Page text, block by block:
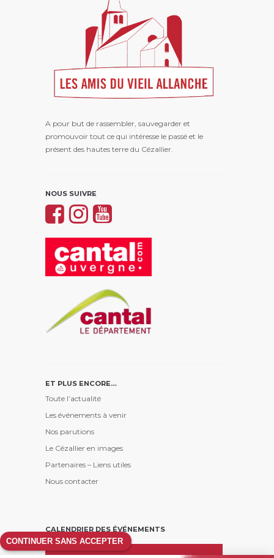
A pour but de rassembler, sauvegarder et
promouvoir tout ce qui intéresse le passé et le
présent des hautes terre du Cézallier.
NOUS SUIVRE
ET PLUS ENCORE…
Toute l’actualité
Les événements à venir
Nos parutions
Le Cézallier en images
Partenaires – Liens utiles
Nous contacter
CALENDRIER DES ÉVÉNEMENTS
CONTINUER SANS ACCEPTER